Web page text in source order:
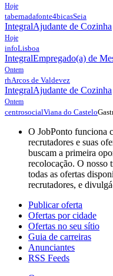
Hoje
tabernadafonte4bicasSeia
IntegralAjudante de Cozinha
Hoje
infoLisboa
IntegralEmpregado(a) de
Ontem
rhArcos de Valdevez
IntegralAjudante de Cozinha
Ontem
centrosocialViana do Castelo
O JobPonto funciona
recrutadores e suas
buscam a primeira
recolocação. O nosso
todas as ofertas
recrutadores, e
Publicar oferta
Ofertas por cidade
Ofertas no seu sítio
Guia de carreiras
Anunciantes
RSS Feeds